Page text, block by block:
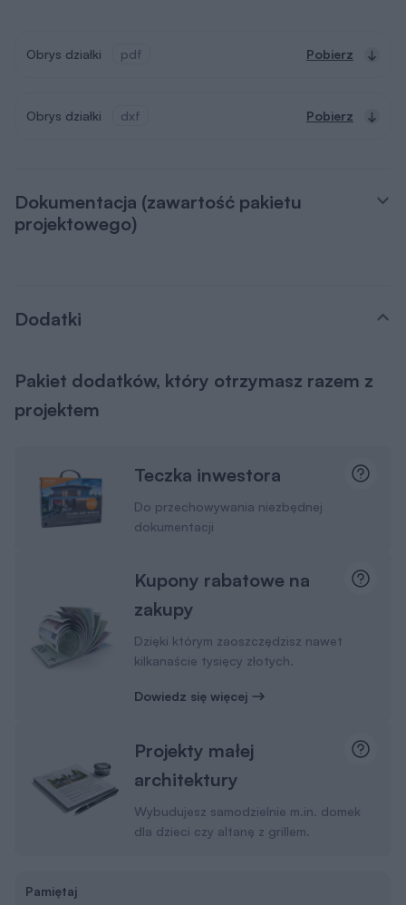
Obrys działki pdf Pobierz
Obrys działki dxf Pobierz
Dokumentacja (zawartość pakietu
projektowego)
Dodatki
Pakiet dodatków, który otrzymasz razem z
projektem
Teczka inwestora
Do przechowywania niezbędnej
dokumentacji
Kupony rabatowe na
zakupy
Dzięki którym zaoszczędzisz nawet
kilkanaście tysięcy złotych.
Dowiedz się więcej
Projekty małej
architektury
Wybudujesz samodzielnie m.in. domek
dla dzieci czy altanę z grillem.
Pamiętaj